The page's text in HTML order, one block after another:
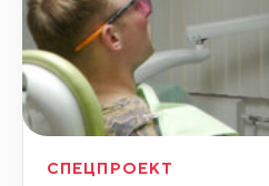
СПЕЦПРОЕКТ